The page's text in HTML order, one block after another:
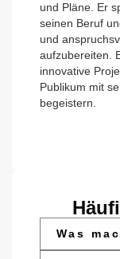
und Pläne. Er
seinen Beruf
und
aufzubereiten.
innovative
Publikum mit
begeistern.
Was